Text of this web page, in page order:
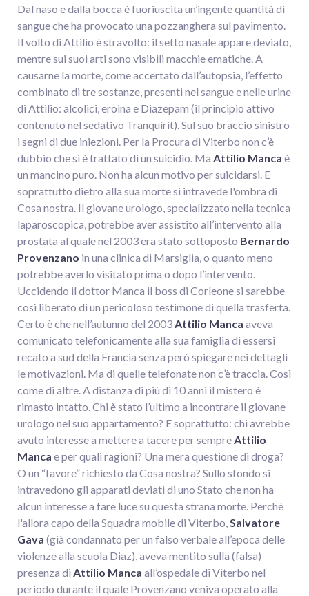
Dal naso e dalla bocca è fuoriuscita un’ingente quantità di
sangue che ha provocato una pozzanghera sul pavimento.
Il volto di Attilio è stravolto: il setto nasale appare deviato,
mentre sui suoi arti sono visibili macchie ematiche. A
causarne la morte, come accertato dall’autopsia, l’effetto
combinato di tre sostanze, presenti nel sangue e nelle urine
di Attilio: alcolici, eroina e Diazepam (il principio attivo
contenuto nel sedativo Tranquirit). Sul suo braccio sinistro
i segni di due iniezioni. Per la Procura di Viterbo non c’è
dubbio che si è trattato di un suicidio. Ma Attilio Manca è
un mancino puro. Non ha alcun motivo per suicidarsi. E
soprattutto dietro alla sua morte si intravede l'ombra di
Cosa nostra. Il giovane urologo, specializzato nella tecnica
laparoscopica, potrebbe aver assistito all’intervento alla
prostata al quale nel 2003 era stato sottoposto Bernardo
Provenzano in una clinica di Marsiglia, o quanto meno
potrebbe averlo visitato prima o dopo l’intervento.
Uccidendo il dottor Manca il boss di Corleone si sarebbe
così liberato di un pericoloso testimone di quella trasferta.
Certo è che nell’autunno del 2003Attilio Manca aveva
comunicato telefonicamente alla sua famiglia di essersi
recato a sud della Francia senza però spiegare nei dettagli
le motivazioni. Ma di quelle telefonate non c’è traccia. Così
come di altre. A distanza di più di 10 anni il mistero è
rimasto intatto. Chi è stato l’ultimo a incontrare il giovane
urologo nel suo appartamento? E soprattutto: chi avrebbe
avuto interesse a mettere a tacere per sempreAttilio
Manca e per quali ragioni? Una mera questione di droga?
O un “favore” richiesto da Cosa nostra? Sullo sfondo si
intravedono gli apparati deviati di uno Stato che non ha
alcun interesse a fare luce su questa strana morte. Perché
l'allora capo della Squadra mobile di Viterbo,Salvatore
Gava (già condannato per un falso verbale all’epoca delle
violenze alla scuola Diaz), aveva mentito sulla (falsa)
presenza di Attilio Manca all’ospedale di Viterbo nel
periodo durante il quale Provenzano veniva operato alla